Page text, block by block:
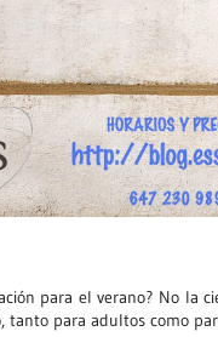
para el verano? No la
tanto para adultos como